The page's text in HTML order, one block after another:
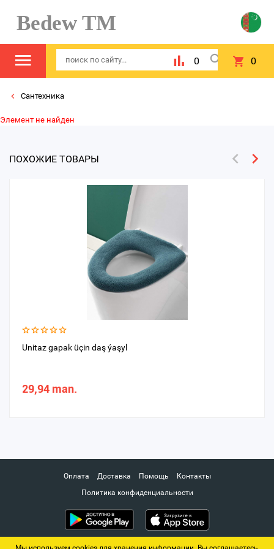
Bedew TM
0 0
Сантехника
Элемент не найден
ПОХОЖИЕ ТОВАРЫ
Unitaz gapak üçin daş ýaşyl
29,94 man.
Оплата Доставка Помощь
Контакты
Политика конфиденциальности